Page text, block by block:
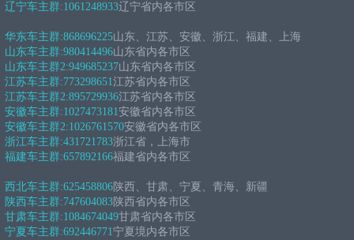
辽宁车主群:1061248933辽宁省内各市区
华东车主群:868696225山东、江苏、安徽、浙江、福建、上海
山东车主群:980414496山东省内各市区
山东车主群2:949685237山东省内各市区
江苏车主群:773298651江苏省内各市区
江苏车主群2:895729936江苏省内各市区
安徽车主群:1027473181安徽省内各市区
安徽车主群2:1026761570安徽省内各市区
浙江车主群:431721783浙江省，上海市
福建车主群:657892166福建省内各市区
西北车主群:625458806陕西、甘肃、宁夏、青海、新疆
陕西车主群:747604083陕西省内各市区
甘肃车主群:1084674049甘肃省内各市区
宁夏车主群:692446771宁夏境内各市区